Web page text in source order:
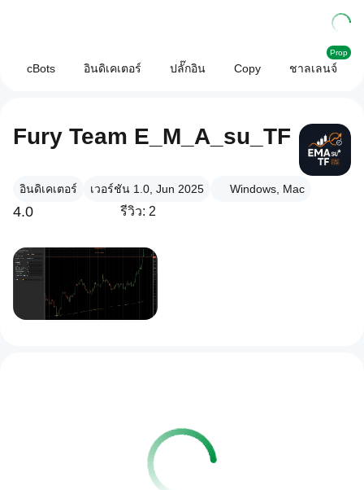
cBots อินดิเคเตอร์ ปลั๊กอิน Copy ชาลเลนจ์
Prop
Fury Team E_M_A_su_TF
อินดิเคเตอร์ เวอร์ชัน 1.0, Jun 2025 Windows, Mac
4.0 รีวิว: 2